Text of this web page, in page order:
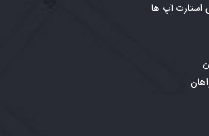
استارت آپ ها